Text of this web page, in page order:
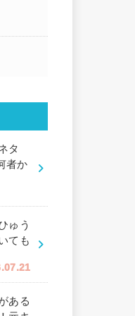
タ
者か
ゅう
ても
ある